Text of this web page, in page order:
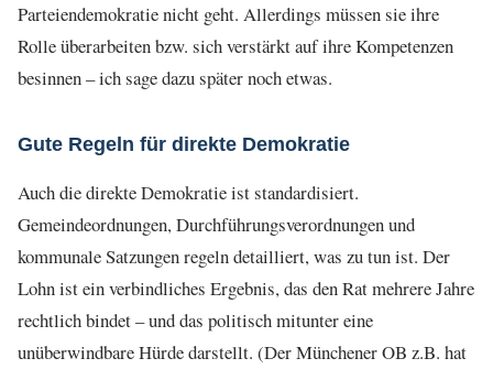
Parteiendemokratie nicht geht. Allerdings müssen sie ihre
Rolle überarbeiten bzw. sich verstärkt auf ihre Kompetenzen
besinnen – ich sage dazu später noch etwas.
Gute Regeln für direkte Demokratie
Auch die direkte Demokratie ist standardisiert.
Gemeindeordnungen, Durchführungsverordnungen und
kommunale Satzungen regeln detailliert, was zu tun ist. Der
Lohn ist ein verbindliches Ergebnis, das den Rat mehrere Jahre
rechtlich bindet – und das politisch mitunter eine
unüberwindbare Hürde darstellt. (Der Münchener OB z.B. hat